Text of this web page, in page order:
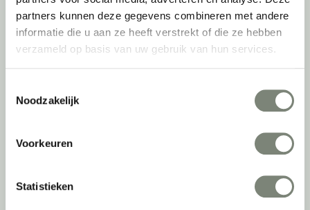
partners kunnen deze gegevens combineren met andere
informatie die u aan ze heeft verstrekt of die ze hebben
verzameld op basis van uw gebruik van hun services.
Noodzakelijk
Voorkeuren
Statistieken
keer actief te kijken naar de duurzaamste optie.
Belangrijke categorieën
Duo bureaus
Akoestische oplossingen
Scheidingswanden